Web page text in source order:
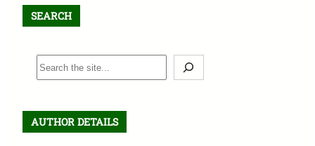
SEARCH
S
e
r
c
AUTHOR DETAILS